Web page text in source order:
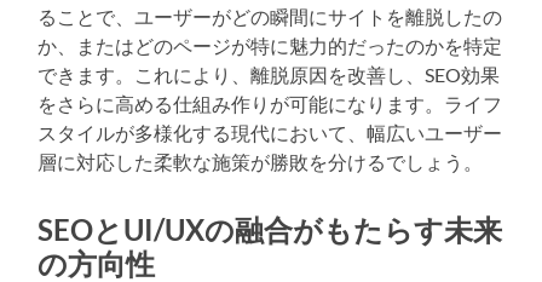
ることで、ユーザーがどの瞬間にサイトを離脱したの
か、またはどのページが特に魅力的だったのかを特定
できます。これにより、離脱原因を改善し、SEO効果
をさらに高める仕組み作りが可能になります。ライフ
スタイルが多様化する現代において、幅広いユーザー
層に対応した柔軟な施策が勝敗を分けるでしょう。
SEOとUI/UXの融合がもたらす未来
の方向性